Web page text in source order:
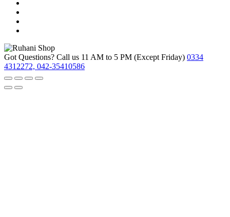
Got Questions? Call us 11 AM to 5 PM (Except Friday) 0334
4312272, 042-35410586